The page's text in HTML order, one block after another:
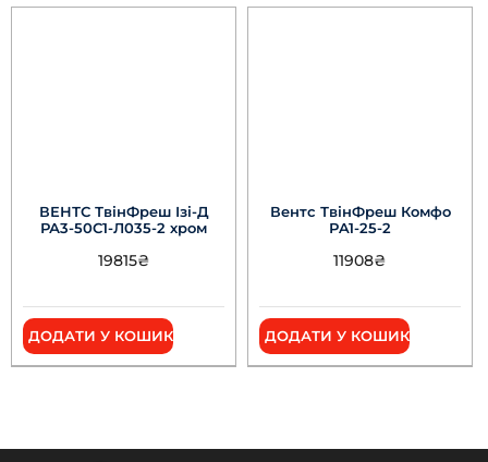
ВЕНТС ТвінФреш Ізі-Д
РА3-50С1-Л035-2 хром
19815₴
ДОДАТИ У КОШИК
Вентс ТвінФреш Комфо
РA1-25-2
11908₴
ДОДАТИ У КОШИК